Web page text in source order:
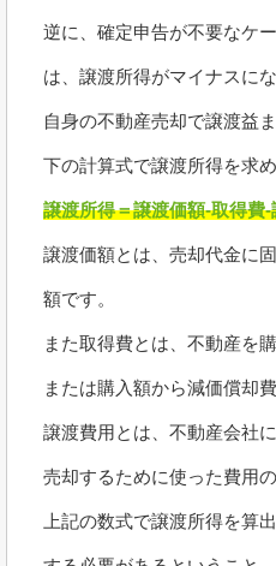
逆に、確定申告が不要なケ
は、譲渡所得がマイナスに
自身の不動産売却で譲渡益
下の計算式で譲渡所得を求
譲渡所得＝譲渡価額-取得費-
譲渡価額とは、売却代金に
額です。
また取得費とは、不動産を
または購入額から減価償却
譲渡費用とは、不動産会社
売却するために使った費用
上記の数式で譲渡所得を算